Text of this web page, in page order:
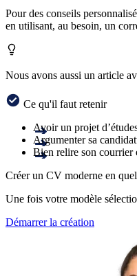
Pour des conseils
en utilisant, au besoin, un
Nous avons aussi un article
Ce qu'il faut retenir
Avoir un projet
Argumenter sa
Bien relire son courrier
Créer un CV moderne en
Une fois votre modèle
Démarrer la création